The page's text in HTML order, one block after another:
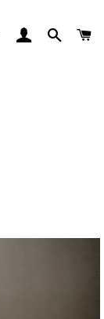
EINLOGGEN
SUCHE